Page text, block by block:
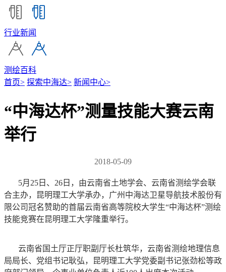
行业新闻
测绘百科
首页> 探索中海达> 新闻中心>
“中海达杯”测量技能大赛云南
举行
2018-05-09
5月25日、26日，由云南省土地学会、云南省测绘学会联
合主办，昆明理工大学承办，广州中海达卫星导航技术股份有
限公司冠名赞助的首届云南省高等院校大学生“中海达杯”测绘
技能竞赛在昆明理工大学隆重举行。
云南省国土厅正厅职副厅长杜筑华，云南省测绘地理信息
局局长、党组书记耿弘，昆明理工大学党委副书记张劲松等政